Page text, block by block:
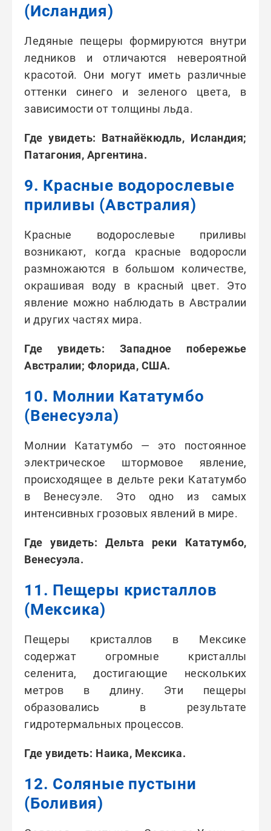
(Исландия)
Ледяные пещеры формируются внутри
ледников и отличаются невероятной
красотой. Они могут иметь различные
оттенки синего и зеленого цвета, в
зависимости от толщины льда.
Где увидеть: Ватнайёкюдль, Исландия;
Патагония, Аргентина.
9. Красные водорослевые
приливы (Австралия)
Красные водорослевые приливы
возникают, когда красные водоросли
размножаются в большом количестве,
окрашивая воду в красный цвет. Это
явление можно наблюдать в Австралии
и других частях мира.
Где увидеть: Западное побережье
Австралии; Флорида, США.
10. Молнии Кататумбо
(Венесуэла)
Молнии Кататумбо — это постоянное
электрическое штормовое явление,
происходящее в дельте реки Кататумбо
в Венесуэле. Это одно из самых
интенсивных грозовых явлений в мире.
Где увидеть: Дельта реки Кататумбо,
Венесуэла.
11. Пещеры кристаллов
(Мексика)
Пещеры кристаллов в Мексике
содержат огромные кристаллы
селенита, достигающие нескольких
метров в длину. Эти пещеры
образовались в результате
гидротермальных процессов.
Где увидеть: Наика, Мексика.
12. Соляные пустыни
(Боливия)